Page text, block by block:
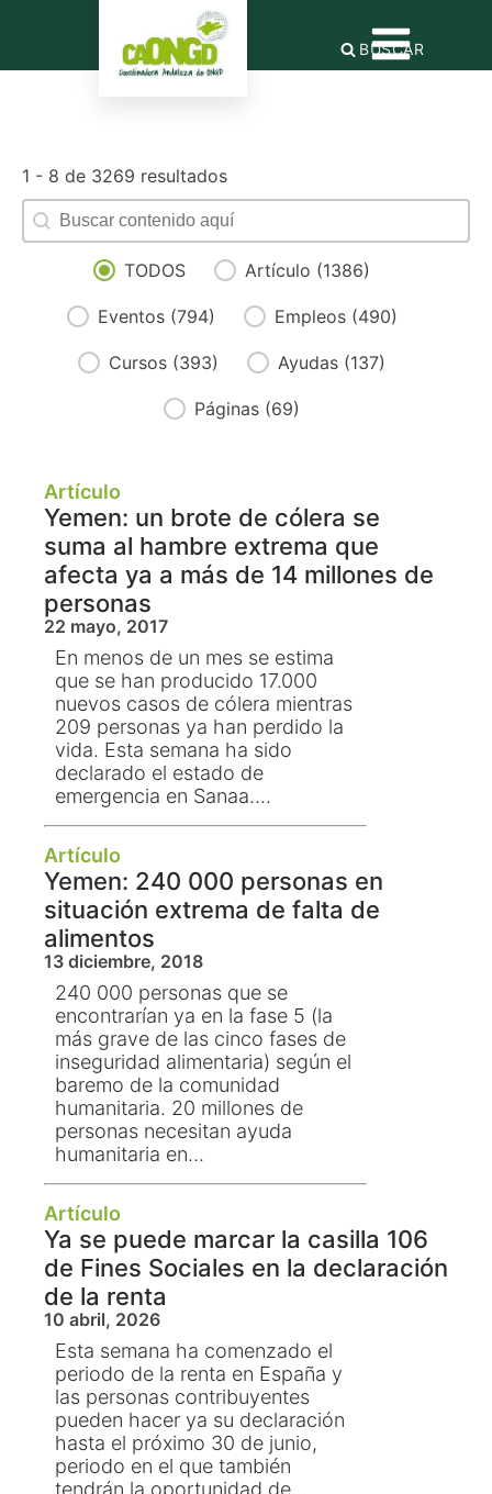
BUSCAR
1 - 8 de 3269 resultados
Buscador de contenido
Search content
Facet tipo de contenido
TODOS Artículo (1386)
Eventos (794) Empleos (490)
Cursos (393) Ayudas (137)
Páginas (69)
Artículo
Yemen: un brote de cólera se
suma al hambre extrema que
afecta ya a más de 14 millones de
personas
22 mayo, 2017
En menos de un mes se estima
que se han producido 17.000
nuevos casos de cólera mientras
209 personas ya han perdido la
vida. Esta semana ha sido
declarado el estado de
emergencia en Sanaa....
Artículo
Yemen: 240 000 personas en
situación extrema de falta de
alimentos
13 diciembre, 2018
240 000 personas que se
encontrarían ya en la fase 5 (la
más grave de las cinco fases de
inseguridad alimentaria) según el
baremo de la comunidad
humanitaria. 20 millones de
personas necesitan ayuda
humanitaria en...
Artículo
Ya se puede marcar la casilla 106
de Fines Sociales en la declaración
de la renta
10 abril, 2026
Esta semana ha comenzado el
periodo de la renta en España y
las personas contribuyentes
pueden hacer ya su declaración
hasta el próximo 30 de junio,
periodo en el que también
tendrán la oportunidad de...